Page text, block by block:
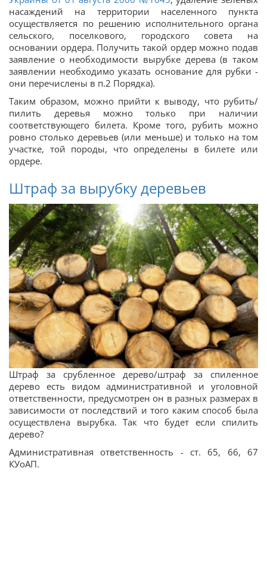
насаждений на территории населенного пункта
осуществляется по решению исполнительного органа
сельского, поселкового, городского совета на
основании ордера. Получить такой ордер можно подав
заявление о необходимости вырубке дерева (в таком
заявлении необходимо указать основание для рубки -
они перечислены в п.2 Порядка).
Таким образом, можно прийти к выводу, что рубить/
пилить деревья можно только при наличии
соответствующего билета. Кроме того, рубить можно
ровно столько деревьев (или меньше) и только на том
участке, той породы, что определены в билете или
ордере.
Штраф за вырубку деревьев
Штраф за срубленное дерево/штраф за спиленное
дерево есть видом административной и уголовной
ответственности, предусмотрен он в разных размерах в
зависимости от последствий и того каким способ была
осуществлена вырубка. Так что будет если спилить
дерево?
Административная ответственность - ст. 65, 66, 67
КУоАП.